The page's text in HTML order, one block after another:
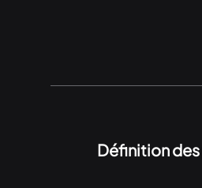
Définition des